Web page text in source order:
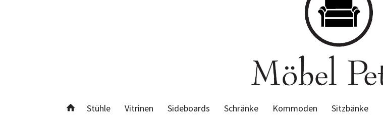
Stühle Vitrinen Sideboards Schränke Kommoden Sitzbänke